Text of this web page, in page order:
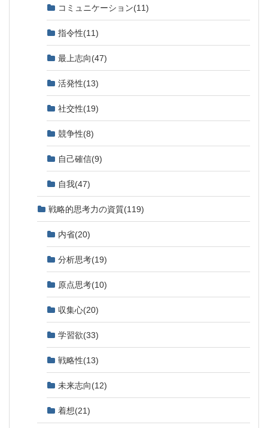
コミュニケーション(11)
指令性(11)
最上志向(47)
活発性(13)
社交性(19)
競争性(8)
自己確信(9)
自我(47)
戦略的思考力の資質(119)
内省(20)
分析思考(19)
原点思考(10)
収集心(20)
学習欲(33)
戦略性(13)
未来志向(12)
着想(21)